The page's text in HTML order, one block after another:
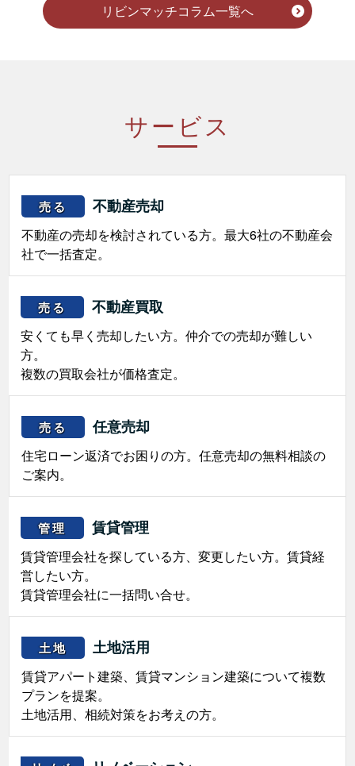
リビンマッチコラム一覧へ
サービス
売る 不動産売却
不動産の売却を検討されている方。最大6社の不動産会
社で一括査定。
売る 不動産買取
安くても早く売却したい方。仲介での売却が難しい
方。
複数の買取会社が価格査定。
売る 任意売却
住宅ローン返済でお困りの方。任意売却の無料相談の
ご案内。
管理 賃貸管理
賃貸管理会社を探している方、変更したい方。賃貸経
営したい方。
賃貸管理会社に一括問い合せ。
土地 土地活用
賃貸アパート建築、賃貸マンション建築について複数
プランを提案。
土地活用、相続対策をお考えの方。